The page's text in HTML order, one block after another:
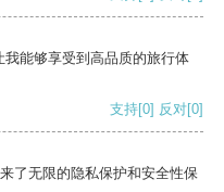
能够享受到高品质的旅行体
支持[0] 反对[0]
了无限的隐私保护和安全性保